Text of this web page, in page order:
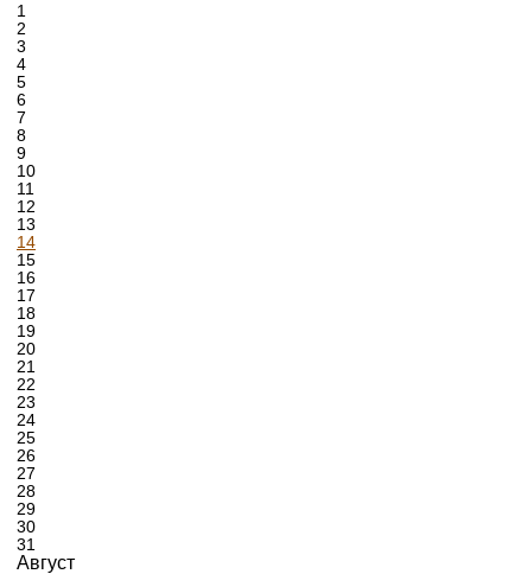
1
2
3
4
5
6
7
8
9
10
11
12
13
14
15
16
17
18
19
20
21
22
23
24
25
26
27
28
29
30
31
Август